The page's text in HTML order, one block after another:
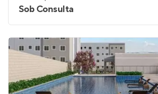
Sob Consulta